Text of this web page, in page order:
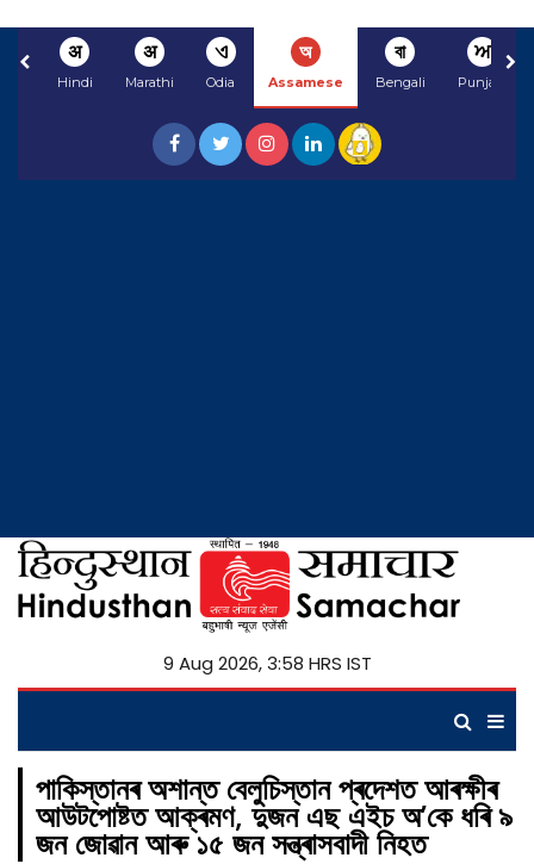
अ
Hindi
अ
Marathi
ଏ
Odia
অ
Assamese
বা
Bengali
ਅ
Punjabi
9 Aug 2026, 3:58 HRS IST
পাকিস্তানৰ অশান্ত বেলুচিস্তান প্ৰদেশত আৰক্ষীৰ
আউটপোষ্টত আক্ৰমণ, দুজন এছ এইচ অ’কে ধৰি ৯
জন জোৱান আৰু ১৫ জন সন্ত্ৰাসবাদী নিহত